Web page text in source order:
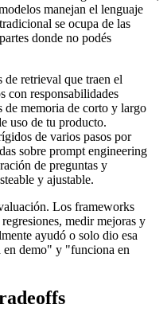
manejan el lenguaje
se ocupa de las
donde no podés
de retrieval que traen el
con responsabilidades
de memoria de corto y largo
uso de tu producto.
de varios pasos por
sobre prompt engineering
de preguntas y
y ajustable.
Los frameworks
medir mejoras y
ayudó o solo dio esa
demo" y "funciona en